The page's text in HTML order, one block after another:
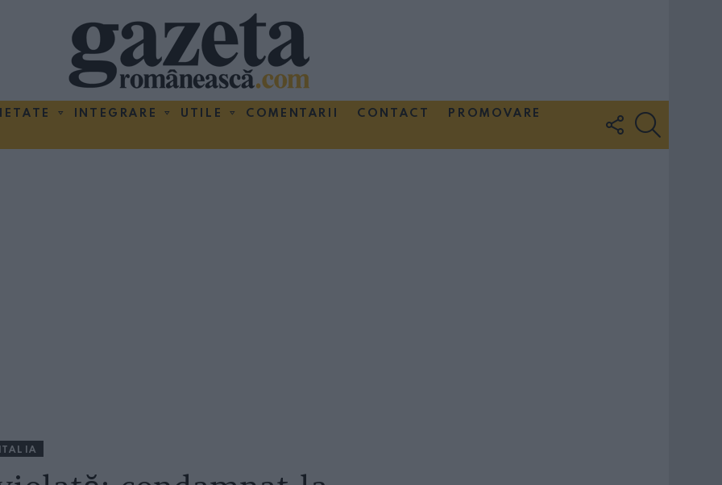
INTEGRARE UTILE COMENTARII CONTACT
PROMOVARE
FOLLOW
US
ITALIA